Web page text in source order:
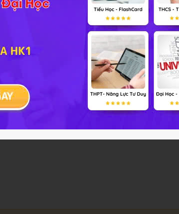
Vi
sang tế bào rễ có nồng độ dịch bào thấp hơn.